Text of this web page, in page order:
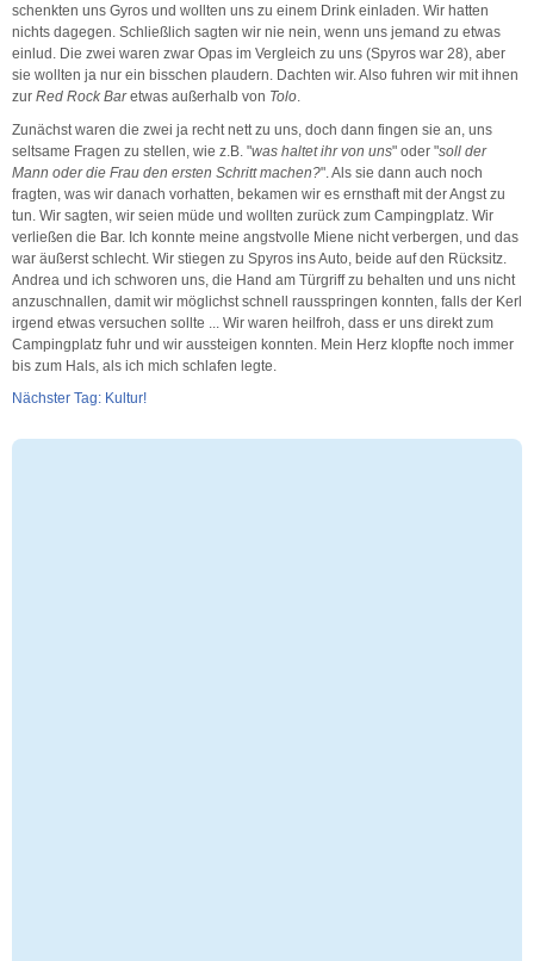
schenkten uns Gyros und wollten uns zu einem Drink einladen. Wir hatten
nichts dagegen. Schließlich sagten wir nie nein, wenn uns jemand zu etwas
einlud. Die zwei waren zwar Opas im Vergleich zu uns (Spyros war 28), aber
sie wollten ja nur ein bisschen plaudern. Dachten wir. Also fuhren wir mit ihnen
zur Red Rock Baretwas außerhalb von Tolo.
Zunächst waren die zwei ja recht nett zu uns, doch dann fingen sie an, uns
seltsame Fragen zu stellen, wie z.B. "was haltet ihr von uns" oder "soll der
Mann oder die Frau den ersten Schritt machen?". Als sie dann auch noch
fragten, was wir danach vorhatten, bekamen wir es ernsthaft mit der Angst zu
tun. Wir sagten, wir seien müde und wollten zurück zum Campingplatz. Wir
verließen die Bar. Ich konnte meine angstvolle Miene nicht verbergen, und das
war äußerst schlecht. Wir stiegen zu Spyros ins Auto, beide auf den Rücksitz.
Andrea und ich schworen uns, die Hand am Türgriff zu behalten und uns nicht
anzuschnallen, damit wir möglichst schnell rausspringen konnten, falls der Kerl
irgend etwas versuchen sollte ... Wir waren heilfroh, dass er uns direkt zum
Campingplatz fuhr und wir aussteigen konnten. Mein Herz klopfte noch immer
bis zum Hals, als ich mich schlafen legte.
Nächster Tag: Kultur!